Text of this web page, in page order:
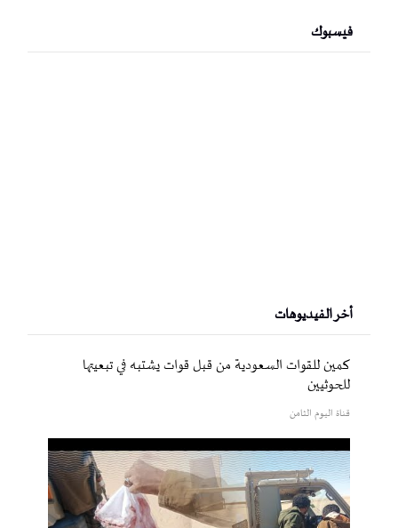
فيسبوك
أخر الفيديوهات
كمين للقوات السعودية من قبل قوات يشتبه في تبعيتها
للحوثيين
قناة اليوم الثامن